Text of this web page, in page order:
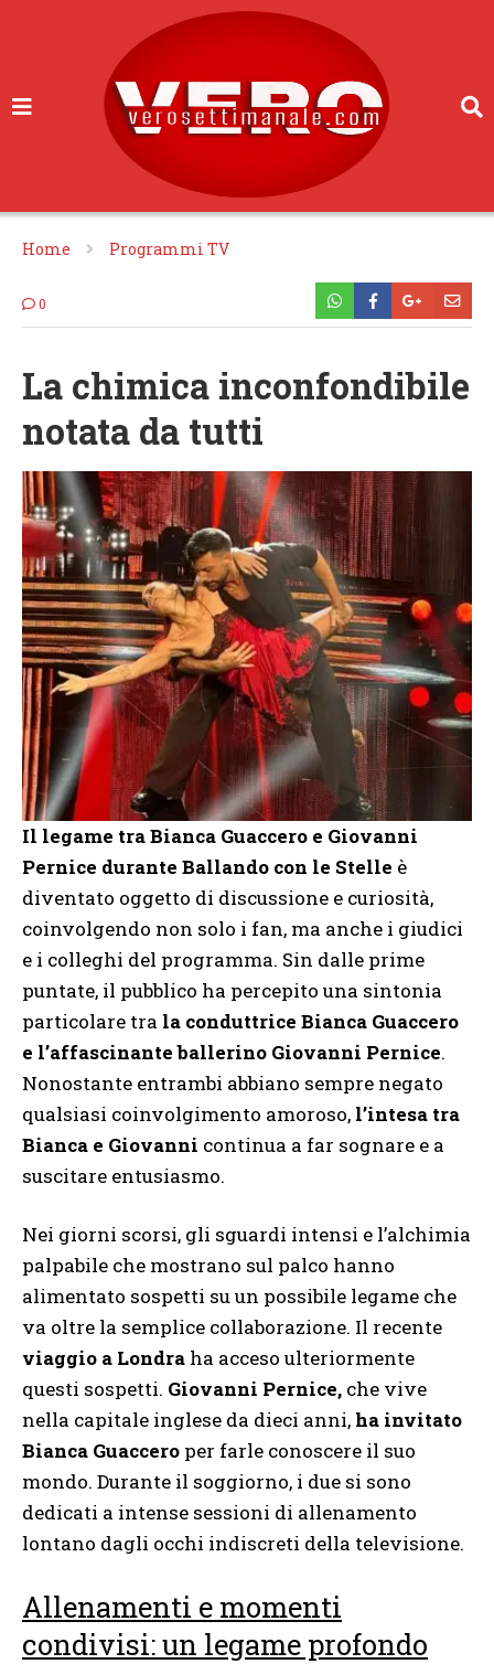
Home Programmi TV
0
La chimica inconfondibile
notata da tutti
Il legame tra Bianca Guaccero e Giovanni
Pernice durante Ballando con le Stelle è
diventato oggetto di discussione e curiosità,
coinvolgendo non solo i fan, ma anche i giudici
e i colleghi del programma. Sin dalle prime
puntate, il pubblico ha percepito una sintonia
particolare tra la conduttrice Bianca Guaccero
e l’affascinante ballerino Giovanni Pernice.
Nonostante entrambi abbiano sempre negato
qualsiasi coinvolgimento amoroso, l’intesa tra
Bianca e Giovanni continua a far sognare e a
suscitare entusiasmo.
Nei giorni scorsi, gli sguardi intensi e l’alchimia
palpabile che mostrano sul palco hanno
alimentato sospetti su un possibile legame che
va oltre la semplice collaborazione. Il recente
viaggio a Londra ha acceso ulteriormente
questi sospetti. Giovanni Pernice, che vive
nella capitale inglese da dieci anni, ha invitato
Bianca Guaccero per farle conoscere il suo
mondo. Durante il soggiorno, i due si sono
dedicati a intense sessioni di allenamento
lontano dagli occhi indiscreti della televisione.
Allenamenti e momenti
condivisi: un legame profondo